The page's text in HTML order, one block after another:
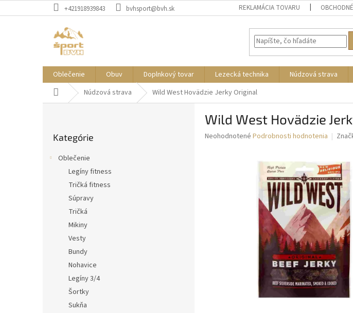
na
+421918939843 bvhsport@bvh.sk REKLAMÁCIA TOVARU
Oblečenie Obuv Doplnkový tovar Lezecká technika Núdzová strava
DomovNúdzová strava Wild West Hovädzie Jerky Original
kategórie
Kategórie
Oblečenie
Legíny fitness
Tričká fitness
Súpravy
Tričká
Mikiny
Vesty
Bundy
Nohavice
Legíny 3/4
Šortky
Sukňa
Wild West Hovädzie
Priemerné
Neohodnotené Podrobnosti hodnotenia